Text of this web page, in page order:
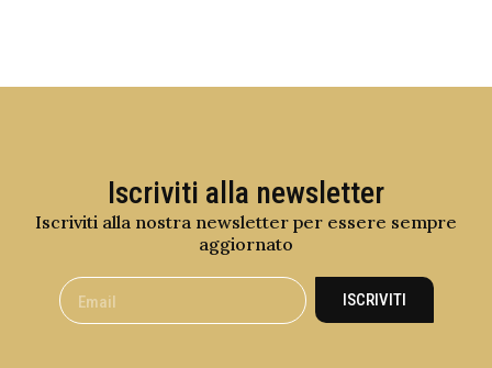
Iscriviti alla newsletter
Iscriviti alla nostra newsletter per essere sempre
aggiornato
ISCRIVITI